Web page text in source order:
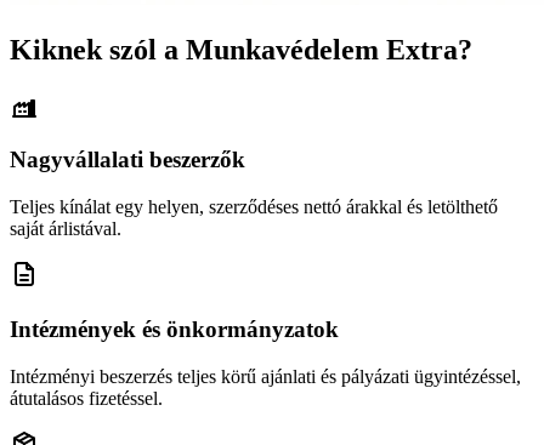
Kiknek szól a Munkavédelem Extra?
Nagyvállalati beszerzők
Teljes kínálat egy helyen, szerződéses nettó árakkal és letölthető
saját árlistával.
Intézmények és önkormányzatok
Intézményi beszerzés teljes körű ajánlati és pályázati ügyintézéssel,
átutalásos fizetéssel.